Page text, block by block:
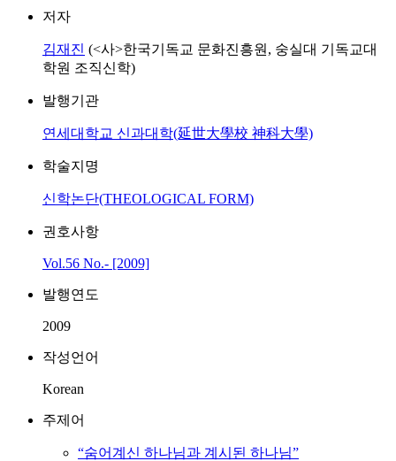
저자
김재진 (<사>한국기독교 문화진흥원, 숭실대 기독교대
학원 조직신학)
발행기관
연세대학교 신과대학(延世大學校 神科大學)
학술지명
신학논단(THEOLOGICAL FORM)
권호사항
Vol.56 No.- [2009]
발행연도
2009
작성언어
Korean
주제어
“숨어계신 하나님과 계시된 하나님”